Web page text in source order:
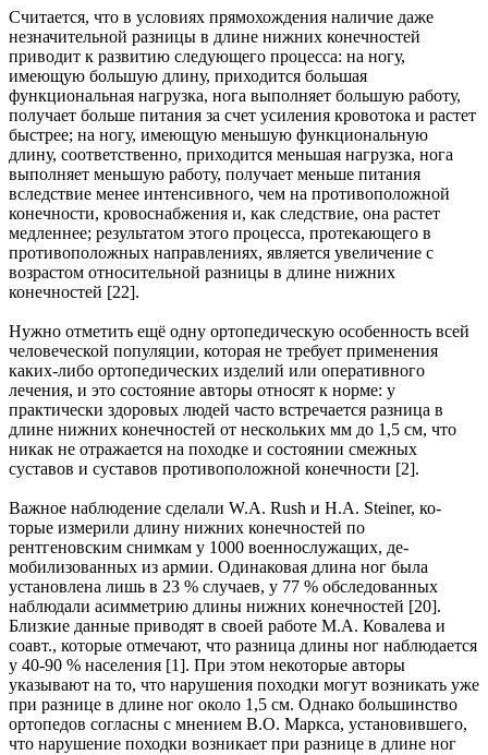
Считается, что в условиях прямохождения наличие даже
незначительной разницы в длине нижних ко­нечностей
приводит к развитию следующего процесса: на ногу,
имеющую большую длину, приходится большая
функциональная нагрузка, нога выполняет большую работу,
получает больше питания за счет усиления кровотока и растет
быстрее; на ногу, имеющую меньшую функциональную
длину, соответ­ственно, приходится меньшая нагрузка, нога
выполняет меньшую работу, получает меньше питания
вследствие менее интенсивного, чем на противоположной
конечности, кровоснабжения и, как след­ствие, она растет
медленнее; результатом этого процесса, протекающего в
противоположных направ­лениях, является увеличение с
возрастом относительной разницы в длине нижних
конечностей [22].
Нужно отметить ещё одну ортопедическую особенность всей
человеческой популяции, которая не тре­бует применения
каких-либо ортопедических изделий или оперативного
лечения, и это состояние авто­ры относят к норме: у
практически здоровых людей часто встречается разница в
длине нижних конеч­ностей от нескольких мм до 1,5 см, что
никак не отражается на походке и состоянии смежных
суставов и суставов противоположной конечности [2].
Важное наблюдение сделали W.A. Rush и H.A. Steiner, ко­
торые измерили длину нижних конечностей по
рентгеновским снимкам у 1000 военнослужащих, де­
мобилизованных из армии. Одинаковая длина ног была
установлена лишь в 23 % случаев, у 77 % обсле­дованных
наблюдали асимметрию длины нижних конечностей [20].
Близкие данные приводят в своей работе М.А. Ковалева и
соавт., которые отмечают, что разница длины ног наблюдается
у 40-90 % на­селения [1]. При этом некоторые авторы
указывают на то, что нарушения походки могут возникать уже
при разнице в длине ног около 1,5 см. Однако большинство
ортопедов согласны с мнением В.О. Маркса, установившего,
что нарушение походки возникает при разнице в длине ног